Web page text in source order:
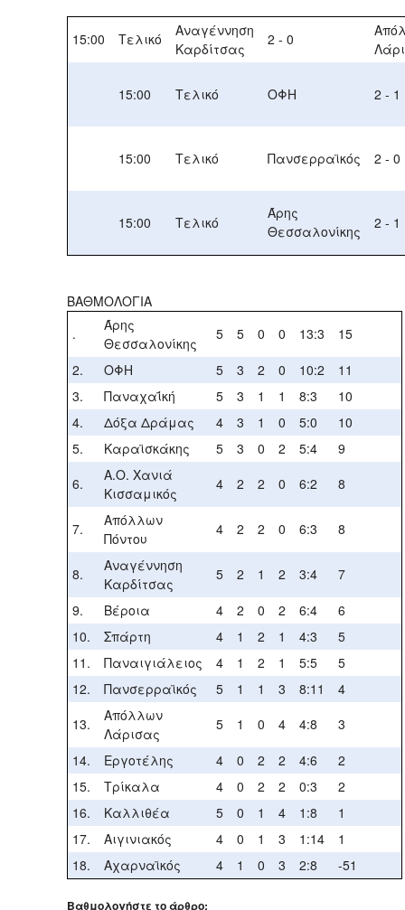
15:00 Τελικό
Αναγέννηση
Καρδίτσας
2 - 0
15:00 Τελικό ΟΦΗ 2 - 1
15:00 Τελικό Πανσερραϊκός 2 - 0
15:00 Τελικό
Άρης
Θεσσαλονίκης
2 - 1
ΒΑΘΜΟΛΟΓΙΑ
.
Άρης
Θεσσαλονίκης
5 5 0 0 13:3
15
2.
ΟΦΗ 5 3 2 0 10:2
11
3.
Παναχαΐκή 5 3 1 1 8:3
10
4.
Δόξα Δράμας 4 3 1 0 5:0
10
5.
Καραϊσκάκης 5 3 0 2 5:4
9
6.
Α.Ο. Χανιά
Κισσαμικός
4 2 2 0 6:2 8
7.
Απόλλων
Πόντου
4 2 2 0 6:3 8
8.
Αναγέννηση
Καρδίτσας
5 2 1 2 3:4
7
9.
Βέροια 4 2 0 2 6:4
6
10.
Σπάρτη 4 1 2 1 4:3
5
11.
Παναιγιάλειος 4 1 2 1 5:5
5
12.
Πανσερραϊκός 5 1 1 3 8:11
4
13.
Απόλλων
Λάρισας
5 1 0 4 4:8
3
14.
Εργοτέλης 4 0 2 2 4:6
2
15.
Τρίκαλα 4 0 2 2 0:3
2
16.
Καλλιθέα 5 0 1 4 1:8
1
17.
Αιγινιακός 4 0 1 3 1:14
1
18.
Αχαρναϊκός 4 1 0 3 2:8 -51
Βαθμολογήστε το άρθρο: